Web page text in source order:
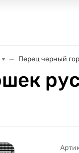
Перец черный